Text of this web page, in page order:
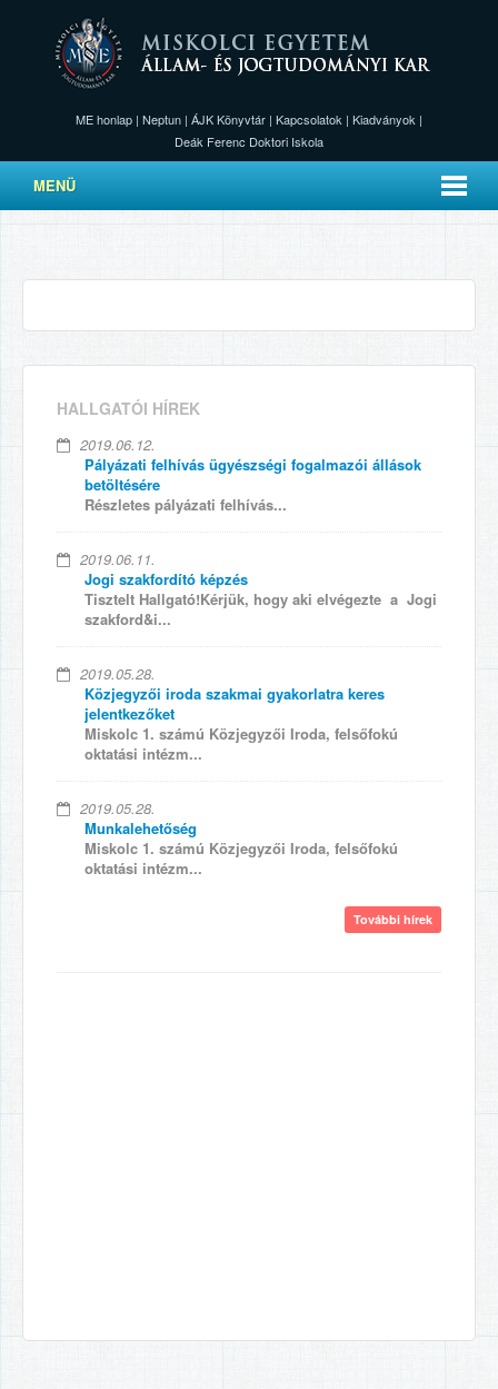
ME honlap | Neptun | ÁJK Könyvtár | Kapcsolatok | Kiadványok |
Deák Ferenc Doktori Iskola
MENÜ
HALLGATÓI HÍREK
2019.06.12.
Pályázati felhívás ügyészségi fogalmazói állások
betöltésére
Részletes pályázati felhívás...
2019.06.11.
Jogi szakfordító képzés
Tisztelt Hallgató!Kérjük, hogy aki elvégezte a Jogi
szakford&i...
2019.05.28.
Közjegyzői iroda szakmai gyakorlatra keres
jelentkezőket
Miskolc 1. számú Közjegyzői Iroda, felsőfokú
oktatási intézm...
2019.05.28.
Munkalehetőség
Miskolc 1. számú Közjegyzői Iroda, felsőfokú
oktatási intézm...
További hírek